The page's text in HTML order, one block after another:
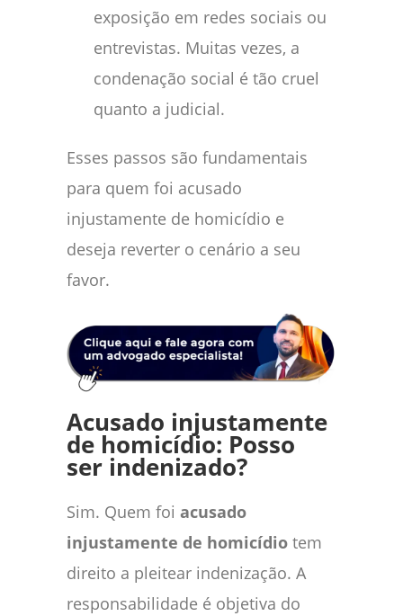
exposição em redes sociais ou
entrevistas. Muitas vezes, a
condenação social é tão cruel
quanto a judicial.
Esses passos são fundamentais
para quem foi acusado
injustamente de homicídio e
deseja reverter o cenário a seu
favor.
Acusado injustamente
de homicídio: Posso
ser indenizado?
Sim. Quem foi acusado
injustamente de homicídio tem
direito a pleitear indenização. A
responsabilidade é objetiva do